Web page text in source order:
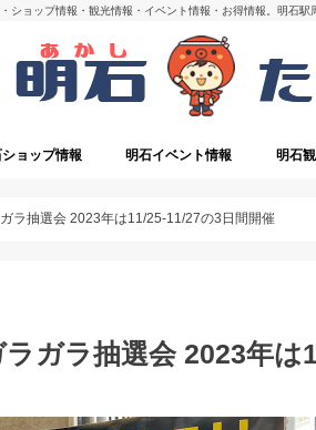
ショップ情報・観光情報・イベント情報・お得情報。明石駅
ョップ情報 明石イベント情報 明石
ラ抽選会 2023年は11/25-11/27の3日間開催
ガラ抽選会 2023年は